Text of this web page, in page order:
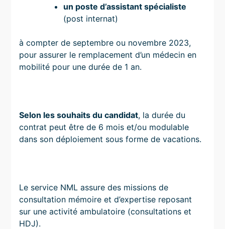
un poste d’assistant spécialiste
(post internat)
à compter de septembre ou novembre 2023,
pour assurer le remplacement d’un médecin en
mobilité pour une durée de 1 an.
Selon les souhaits du candidat, la durée du
contrat peut être de 6 mois et/ou modulable
dans son déploiement sous forme de vacations.
Le service NML assure des missions de
consultation mémoire et d’expertise reposant
sur une activité ambulatoire (consultations et
HDJ).